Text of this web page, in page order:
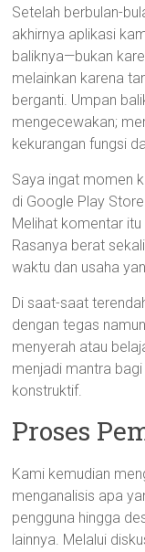
Setelah berbulan-
akhirnya aplikasi
baliknya—bukan
melainkan karena
berganti. Umpan
mengecewakan;
kekurangan fungsi
Saya ingat momen
di Google Play
Melihat komentar
Rasanya berat
waktu dan usaha
Di saat-saat
dengan tegas
menyerah atau
menjadi mantra
konstruktif.
Proses
Kami kemudian
menganalisis apa
pengguna hingga
lainnya. Melalui